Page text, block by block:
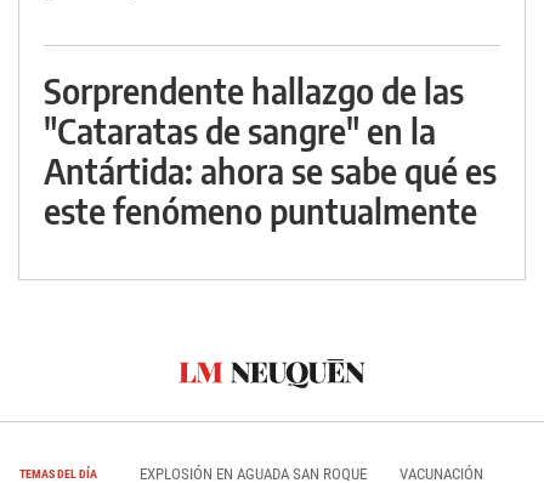
Sorprendente hallazgo de las
"Cataratas de sangre" en la
Antártida: ahora se sabe qué es
este fenómeno puntualmente
TEMAS DEL DÍA EXPLOSIÓN EN AGUADA SAN ROQUE VACUNACIÓN